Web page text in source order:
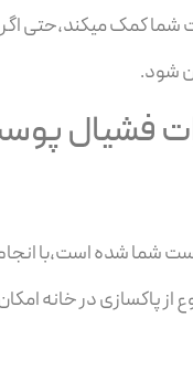
شما کمک میکند،حتی
شود.
فشیال
شما شده است،با
از پاکسازی در